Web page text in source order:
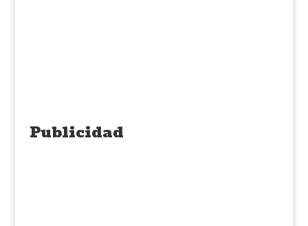
Publicidad